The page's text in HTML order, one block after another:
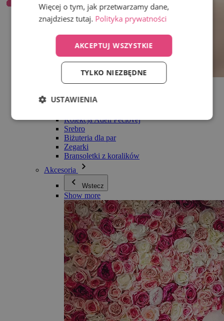
Wszystko w kategorii Biżuteria
Bransoletki
Kolekcja Adéli Pečlovej
Srebro
Biżuteria dla par
Zegarki
Bransoletki z koralików
Akcesoria
Wstecz
Show more
Więcej o tym, jak przetwarzamy dane,
znajdziesz tutaj. Polityka prywatności
AKCEPTUJ WSZYSTKIE
TYLKO NIEZBĘDNE
USTAWIENIA